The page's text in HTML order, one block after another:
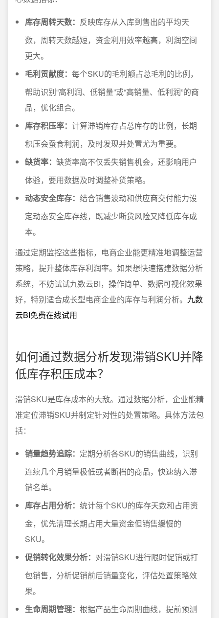
库存周转天数： 反映库存从入库到售出的平均天
数，周转天数越短，资金利用效率越高，利润空间
更大。
毛利贡献度： 每个SKU的毛利额占总毛利的比例，
帮助识别“高利润、低销量”或“高销量、低利润”的商
品，优化组合。
库存积压率： 计算滞销库存占总库存的比例，长期
积压会蚕食利润，及时发现并处置尤为重要。
缺货率： 缺货率高不仅丢失销售机会，还影响用户
体验，要用数据及时调整补货策略。
动态安全库存： 结合销售波动和供应商交付能力设
定动态安全库存线，既减少断货风险又降低库存成
本。
通过定期监控这些指标，电商企业能更精准地调整运营
策略，提升整体库存利润率。如果想快速搭建数据分析
系统，不妨试试九数云BI，操作简单、数据可视化效果
好，特别适合成长型电商企业的库存与利润分析。 九数
云BI免费在线试用
如何通过数据分析发现滞销SKU并降
低库存积压成本？
滞销SKU是库存成本的大敌。通过数据分析，企业能精
准定位滞销SKU并制定针对性的处置策略。具体方法包
括：
销量趋势追踪： 定期分析各SKU的销售曲线，识别
连续几个月销量极低或者断档的商品，快速纳入滞
销名单。
库存占用分析： 统计每个SKU的库存天数和占用资
金，优先清理长期占用大量资金但销售缓慢的
SKU。
促销转化效果分析： 对滞销SKU进行限时促销或打
包销售，分析促销前后销量变化，评估处置策略效
果。
生命周期管理： 根据产品生命周期曲线，提前预测